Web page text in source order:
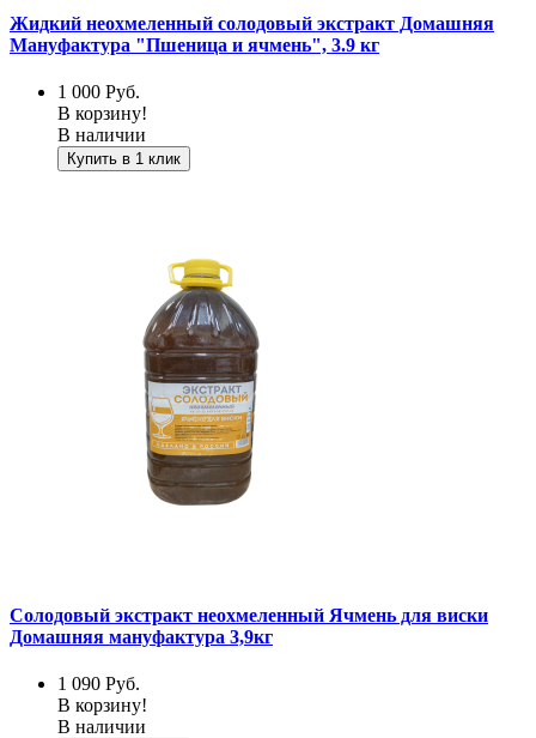
Жидкий неохмеленный солодовый экстракт Домашняя
Мануфактура "Пшеница и ячмень", 3.9 кг
1 000 Руб.
В корзину!
В наличии
Купить в 1 клик
Солодовый экстракт неохмеленный Ячмень для виски
Домашняя мануфактура 3,9кг
1 090 Руб.
В корзину!
В наличии